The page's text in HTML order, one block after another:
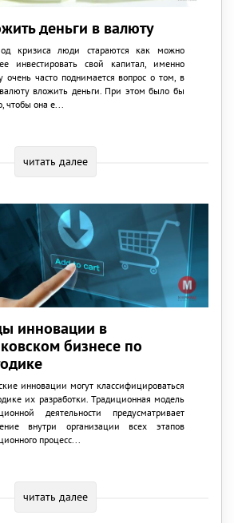
деньги в валюту
кризиса люди стараются как можно
инвестировать свой капитал, именно
очень часто поднимается вопрос о том, в
вложить деньги. При этом было бы
чтобы она е...
читать далее
инновации в
бизнесе по
инновации могут классифицироваться
их разработки. Традиционная модель
деятельности предусматривает
внутри организации всех этапов
процесс...
читать далее